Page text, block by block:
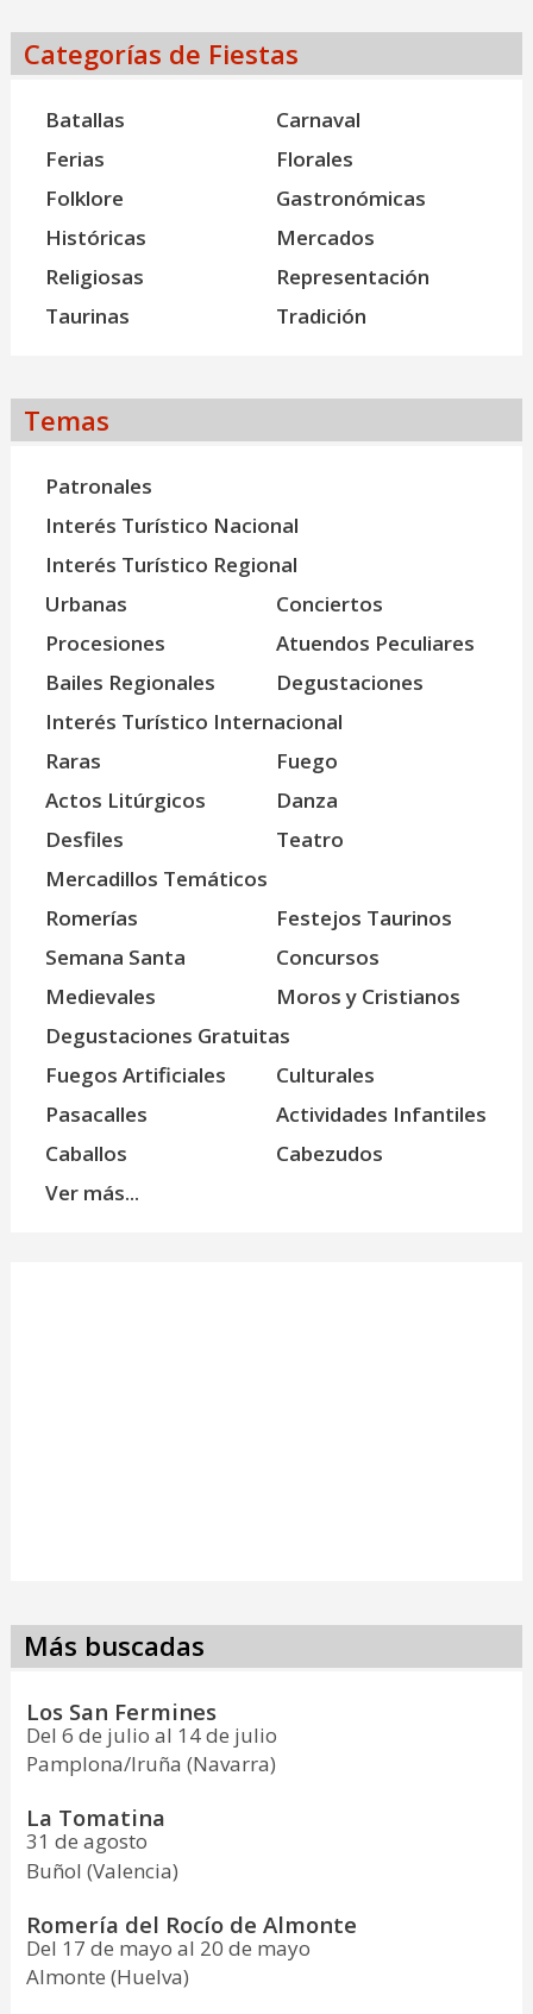
Categorías de Fiestas
Batallas
Carnaval
Ferias
Florales
Folklore
Gastronómicas
Históricas
Mercados
Religiosas
Representación
Taurinas
Tradición
Temas
Patronales
Interés Turístico Nacional
Interés Turístico Regional
Urbanas
Conciertos
Procesiones
Atuendos Peculiares
Bailes Regionales
Degustaciones
Interés Turístico Internacional
Raras
Fuego
Actos Litúrgicos
Danza
Desfiles
Teatro
Mercadillos Temáticos
Romerías
Festejos Taurinos
Semana Santa
Concursos
Medievales
Moros y Cristianos
Degustaciones Gratuitas
Fuegos Artificiales
Culturales
Pasacalles
Actividades Infantiles
Caballos
Cabezudos
Ver más...
Más buscadas
Los San Fermines
Del 6 de julio al 14 de julio
Pamplona/Iruña (Navarra)
La Tomatina
31 de agosto
Buñol (Valencia)
Romería del Rocío de Almonte
Del 17 de mayo al 20 de mayo
Almonte (Huelva)